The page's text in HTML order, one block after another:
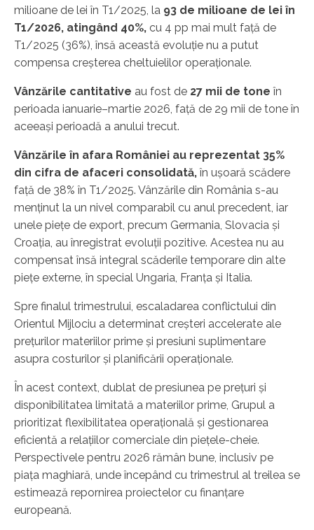
milioane de lei în T1/2025, la 93 de milioane de lei în
T1/2026, atingând 40%, cu 4 pp mai mult față de
T1/2025 (36%), însă această evoluție nu a putut
compensa creșterea cheltuielilor operaționale.
Vânzările cantitative au fost de 27 mii de toneîn
perioada ianuarie–martie 2026, față de 29 mii de tone în
aceeași perioadă a anului trecut.
Vânzările în afara României au reprezentat 35%
din cifra de afaceri consolidată,în ușoară scădere
față de 38% în T1/2025. Vânzările din România s-au
menținut la un nivel comparabil cu anul precedent, iar
unele piețe de export, precum Germania, Slovacia și
Croația, au înregistrat evoluții pozitive. Acestea nu au
compensat însă integral scăderile temporare din alte
piețe externe, în special Ungaria, Franța și Italia.
Spre finalul trimestrului, escaladarea conflictului din
Orientul Mijlociu a determinat creșteri accelerate ale
prețurilor materiilor prime și presiuni suplimentare
asupra costurilor și planificării operaționale.
În acest context, dublat de presiunea pe prețuri și
disponibilitatea limitată a materiilor prime, Grupul a
prioritizat flexibilitatea operațională și gestionarea
eficientă a relațiilor comerciale din piețele-cheie.
Perspectivele pentru 2026 rămân bune, inclusiv pe
piața maghiară, unde începând cu trimestrul al treilea se
estimează repornirea proiectelor cu finanțare
europeană.